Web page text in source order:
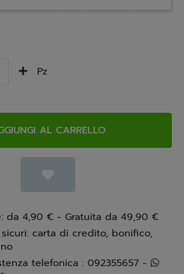
Pz
AL CARRELLO
da 4,90 € - Gratuita da 49,90 €
sicuri: carta di credito, bonifico,
Info e assistenza telefonica : 092355657 -